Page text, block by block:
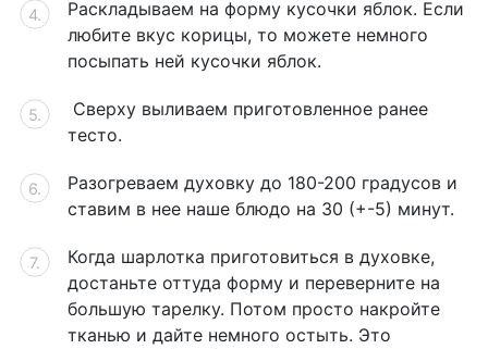
Раскладываем на форму кусочки яблок. Если
любите вкус корицы, то можете немного
посыпать ней кусочки яблок.
Сверху выливаем приготовленное ранее
тесто.
Разогреваем духовку до 180-200 градусов и
ставим в нее наше блюдо на 30 (+-5) минут.
Когда шарлотка приготовиться в духовке,
достаньте оттуда форму и переверните на
большую тарелку. Потом просто накройте
тканью и дайте немного остыть. Это